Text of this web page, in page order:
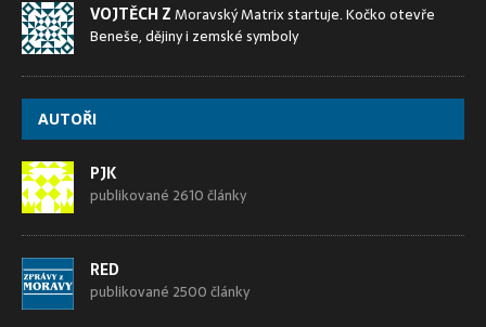
VOJTĚCH ZMoravský Matrix startuje. Kočko otevře
Beneše, dějiny i zemské symboly
AUTOŘI
PJK
publikované 2610 články
RED
publikované 2500 články